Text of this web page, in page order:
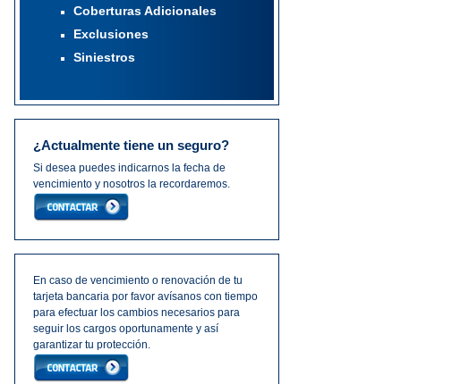
Coberturas Adicionales
Exclusiones
Siniestros
¿Actualmente tiene un seguro?
Si desea puedes indicarnos la fecha de
vencimiento y nosotros la recordaremos.
En caso de vencimiento o renovación de tu
tarjeta bancaria por favor avísanos con tiempo
para efectuar los cambios necesarios para
seguir los cargos oportunamente y así
garantizar tu protección.